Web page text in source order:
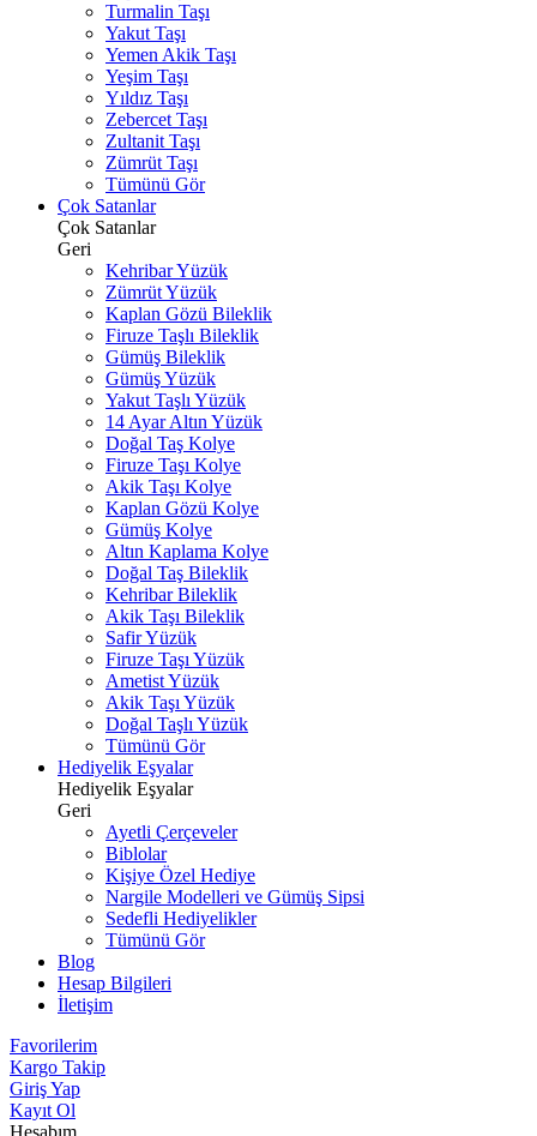
Turmalin Taşı
Yakut Taşı
Yemen Akik Taşı
Yeşim Taşı
Yıldız Taşı
Zebercet Taşı
Zultanit Taşı
Zümrüt Taşı
Tümünü Gör
Çok Satanlar
Çok Satanlar
Geri
Kehribar Yüzük
Zümrüt Yüzük
Kaplan Gözü Bileklik
Firuze Taşlı Bileklik
Gümüş Bileklik
Gümüş Yüzük
Yakut Taşlı Yüzük
14 Ayar Altın Yüzük
Doğal Taş Kolye
Firuze Taşı Kolye
Akik Taşı Kolye
Kaplan Gözü Kolye
Gümüş Kolye
Altın Kaplama Kolye
Doğal Taş Bileklik
Kehribar Bileklik
Akik Taşı Bileklik
Safir Yüzük
Firuze Taşı Yüzük
Ametist Yüzük
Akik Taşı Yüzük
Doğal Taşlı Yüzük
Tümünü Gör
Hediyelik Eşyalar
Hediyelik Eşyalar
Geri
Ayetli Çerçeveler
Biblolar
Kişiye Özel Hediye
Nargile Modelleri ve Gümüş Sipsi
Sedefli Hediyelikler
Tümünü Gör
Blog
Hesap Bilgileri
İletişim
Favorilerim
Kargo Takip
Giriş Yap
Kayıt Ol
Hesabım